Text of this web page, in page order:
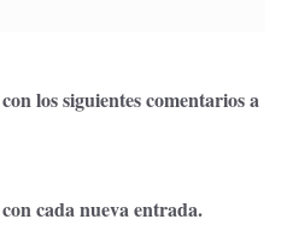
los siguientes comentarios a
cada nueva entrada.